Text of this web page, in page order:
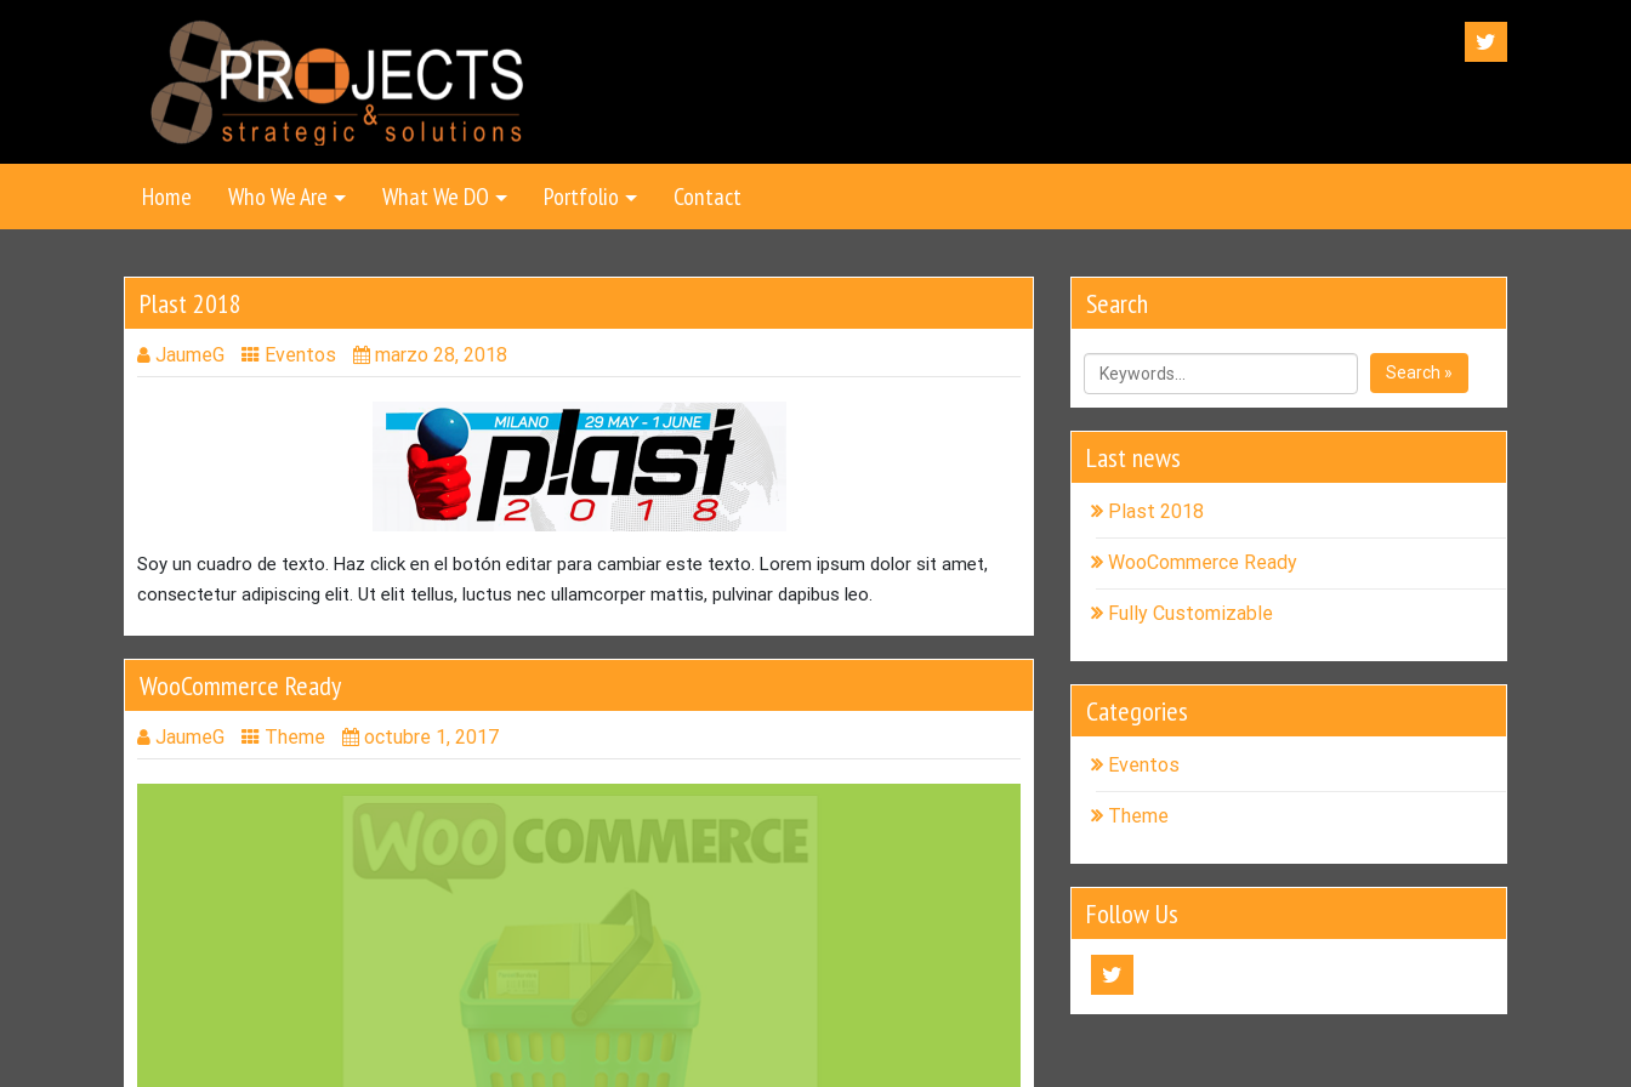
Home Who We Are What We DO Portfolio Contact
Plast 2018
JaumeG Eventos marzo 28, 2018
Soy un cuadro de texto. Haz click en el botón editar para cambiar este texto. Lorem ipsum dolor sit amet,
consectetur adipiscing elit. Ut elit tellus, luctus nec ullamcorper mattis, pulvinar dapibus leo.
WooCommerce Ready
JaumeG Theme octubre 1, 2017
Search
Search »
Last news
Plast 2018
WooCommerce Ready
Fully Customizable
Categories
Eventos
Theme
Follow Us